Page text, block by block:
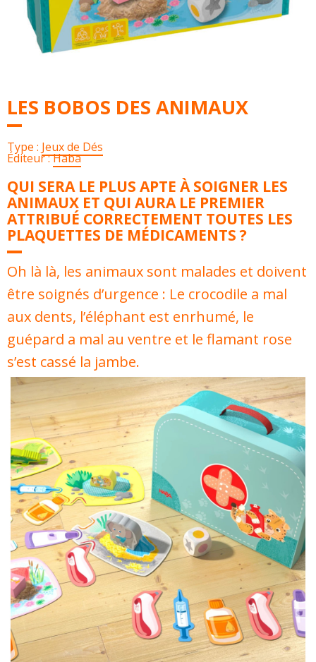
LES BOBOS DES ANIMAUX
Type : Jeux de Dés
Éditeur :Haba
QUI SERA LE PLUS APTE À SOIGNER LES
ANIMAUX ET QUI AURA LE PREMIER
ATTRIBUÉ CORRECTEMENT TOUTES LES
PLAQUETTES DE MÉDICAMENTS ?
Oh là là, les animaux sont malades et doivent
être soignés d’urgence : Le crocodile a mal
aux dents, l’éléphant est enrhumé, le
guépard a mal au ventre et le flamant rose
s’est cassé la jambe.